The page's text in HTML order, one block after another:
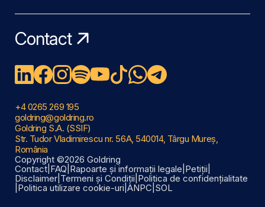
Contact
+4 0265 269 195
goldring@goldring.ro
Goldring S.A. (SSIF)
Str. Tudor Vladimirescu nr. 56A, 540014, Târgu Mureș,
România
Copyright ©2026 Goldring
Contact FAQ Rapoarte și informații legale Petiții
Disclaimer Termeni și Condiții Politica de confidențialitate
Politica utilizare cookie-uri ANPC SOL